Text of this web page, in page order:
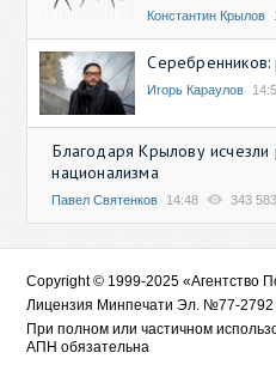
Константин Крылов
Серебренников:
Игорь Караулов
Благодаря Крылову
национализма
Павел Святенков 14:48 343 583
Copyright © 1999-2025 «Агентство
Лицензия Минпечати Эл. №77-2792
При полном или частичном
АПН обязательна